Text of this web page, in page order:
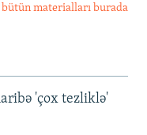
materialları burada
'çox tezliklə'